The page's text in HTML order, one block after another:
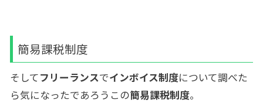
簡易課税制度
そしてフリーランスでインボイス制度について調べた
ら気になったであろうこの簡易課税制度。